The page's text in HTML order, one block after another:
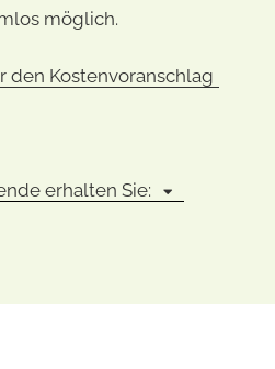
möglich.
den Kostenvoranschlag
erhalten Sie: